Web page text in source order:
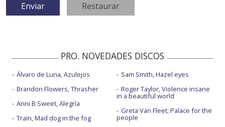
PRO. NOVEDADES DISCOS
Álvaro de Luna, Azulejos
Brandon Flowers, Thrasher
Anni B Sweet, Alegría
Train, Mad dog in the fog
Sam Smith, Hazel eyes
Roger Taylor, Violence insane
in a beautiful world
Greta Van Fleet, Palace for the
people